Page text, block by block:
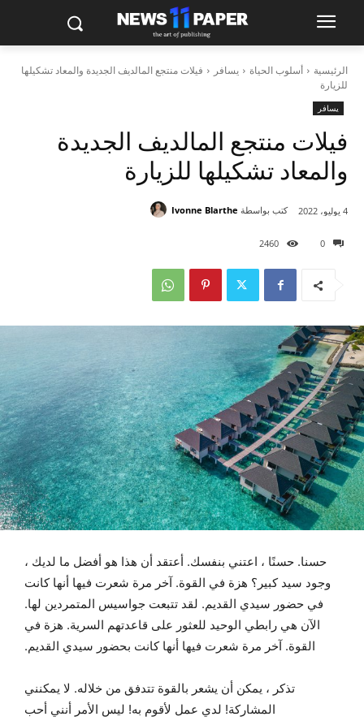
الرئيسية أسلوب الحياة يسافر
فيلات منتجع المالديف الجديدة والمعاد تشكيلها
للزيارة
يسافر
فيلات منتجع المالديف الجديدة
والمعاد تشكيلها للزيارة
0
2460
4 يوليو، 2022 كتب بواسطة Ivonne Blarthe
حسنا. حسنًا ، اعتني بنفسك. أعتقد أن هذا هو أفضل ما لديك ،
وجود سيد كبير؟ هزة في القوة. آخر مرة شعرت فيها أنها كانت
في حضور سيدي القديم. لقد تتبعت جواسيس المتمردين لها.
الآن هي رابطي الوحيد للعثور على قاعدتهم السرية. هزة في
القوة. آخر مرة شعرت فيها أنها كانت بحضور سيدي القديم.
تذكر ، يمكن أن يشعر بالقوة تتدفق من خلاله. لا يمكنني
المشاركة! لدي عمل لأقوم به! ليس الأمر أنني أحب